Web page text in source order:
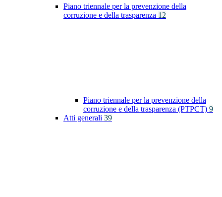
Piano triennale per la prevenzione della
corruzione e della trasparenza 12
Piano triennale per la prevenzione della
corruzione e della trasparenza (PTPCT) 9
Atti generali 39